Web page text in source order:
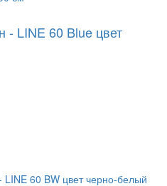
- LINE 60 Blue цвет